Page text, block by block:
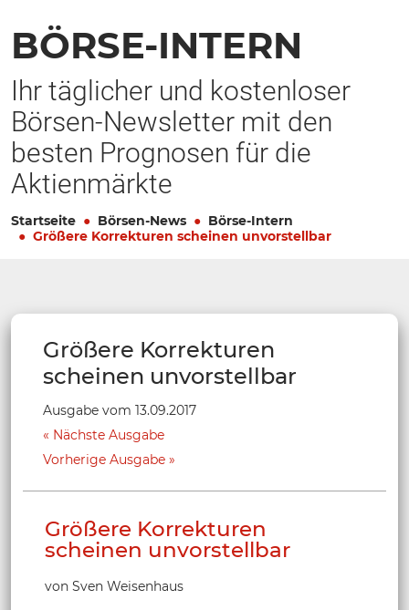
BÖRSE-INTERN
Ihr täglicher und kostenloser
Börsen-Newsletter mit den
besten Prognosen für die
Aktienmärkte
Startseite Börsen-News
Börse-Intern
Größere Korrekturen scheinen unvorstellbar
Größere Korrekturen
scheinen unvorstellbar
Ausgabe vom 13.09.2017
Nächste Ausgabe
Vorherige Ausgabe
Größere Korrekturen
scheinen unvorstellbar
von Sven Weisenhaus